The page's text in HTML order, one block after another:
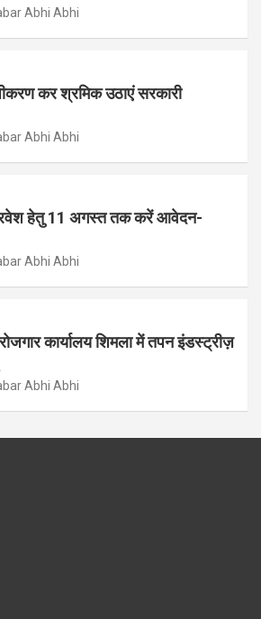
Abhi Abhi
कर श्रमिक उठाएं सरकारी
Abhi Abhi
हेतु 11 अगस्त तक करें आवेदन-
Abhi Abhi
कार्यालय शिमला में तपन इंडस्ट्रीज़
Abhi Abhi